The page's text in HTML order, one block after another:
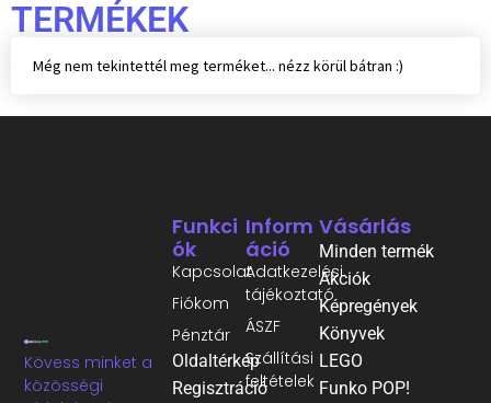
TERMÉKEK
Még nem tekintettél meg terméket... nézz körül bátran :)
Kövess minket a
közösségi
Inform
Áció
Adatkezelési
tájékoztató
ÁSZF
Szállítási
feltételek
Funkci
Ók
Kapcsolat
Fiókom
Pénztár
Oldaltérkép
Regisztráció
Vásárlás
Minden termék
Akciók
Képregények
Könyvek
LEGO
Funko POP!